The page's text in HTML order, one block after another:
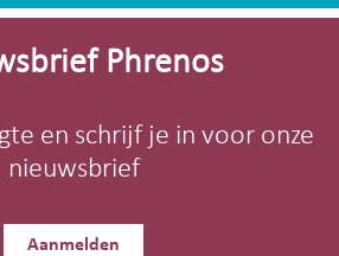
Phrenos
en schrijf je in voor onze
nieuwsbrief
Aanmelden